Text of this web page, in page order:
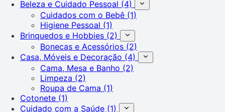
Beleza e Cuidado Pessoal (4)
Cuidados com o Bebê (1)
Higiene Pessoal (1)
Brinquedos e Hobbies (2)
Bonecas e Acessórios (2)
Casa, Móveis e Decoração (4)
Cama, Mesa e Banho (2)
Limpeza (2)
Roupa de Cama (1)
Cotonete (1)
Cuidado com a Saúde (1)